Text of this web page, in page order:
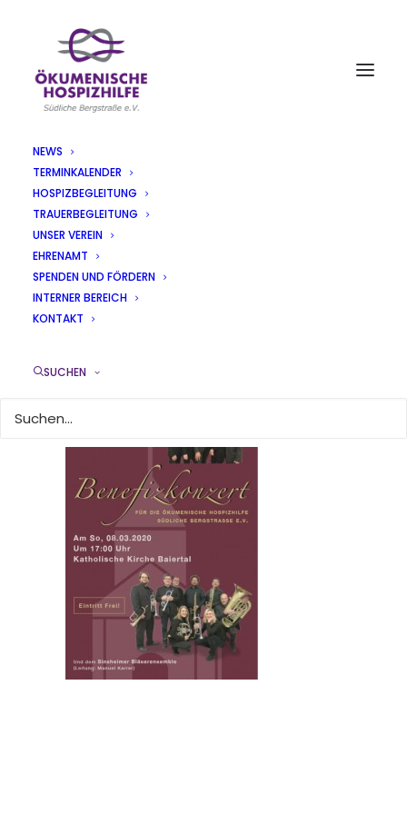
NEWS
TERMINKALENDER
HOSPIZBEGLEITUNG
TRAUERBEGLEITUNG
UNSER VEREIN
EHRENAMT
SPENDEN UND FÖRDERN
INTERNER BEREICH
KONTAKT
SUCHEN
Home
Benefizkonzert "Kirchenmusik aus drei Jahrhunderten" am 8.